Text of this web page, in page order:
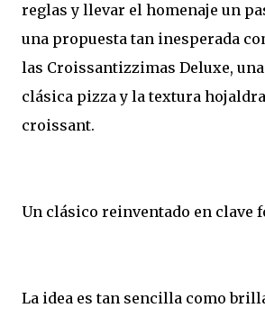
reglas y llevar el homenaje un
una propuesta tan inesperada
las Croissantizzimas Deluxe,
clásica pizza y la textura
croissant.
Un clásico reinventado en clave
La idea es tan sencilla como